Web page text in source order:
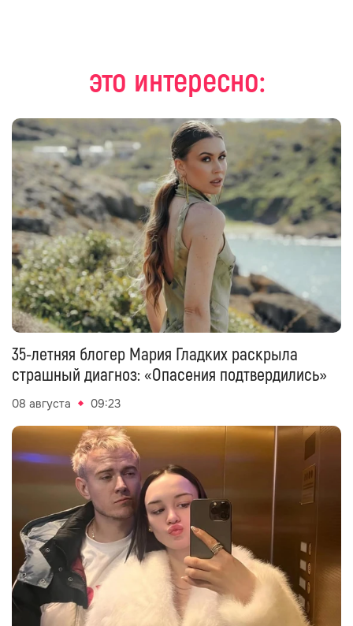
это интересно:
35-летняя блогер Мария Гладких раскрыла
страшный диагноз: «Опасения подтвердились»
08 августа 09:23